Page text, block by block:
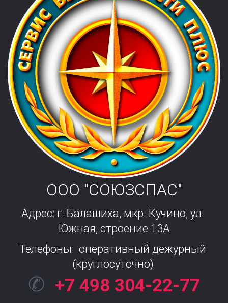
ООО "СОЮЗСПАС"
Адрес: г. Балашиха, мкр. Кучино, ул.
Южная, строение 13А
Телефоны:  оперативный дежурный
(круглосуточно)
✆ +7 498 304-22-77